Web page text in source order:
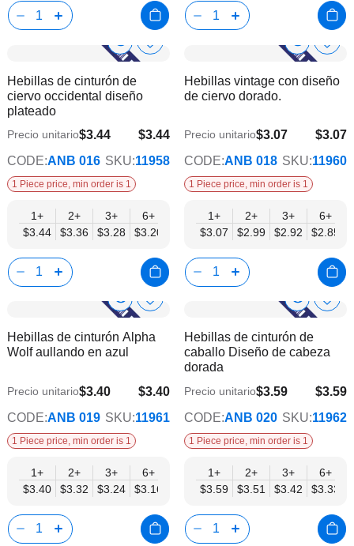
Show
Product
Info
Añadir
deseos
Hebillas de cinturón de
ciervo occidental diseño
plateado
$3.44
$2.79
Precio unitario$3.44
CODE:ANB 016 SKU:11958
1 Piece price, min order is 1
1+
$3.44
2+
$3.36
3+
$3.28
6+
$3.20
12+
$3.03
15+
$2.95
18+
$2.87
24+
$2.79
Show
Product
Info la
Hebillas vintage con diseño
de ciervo dorado.
$3.07
$2.48
Precio unitario$3.07
CODE:ANB 018 SKU:11960
1 Piece price, min order is 1
1+
$3.07
2+
$2.99
3+
$2.92
6+
$2.85
Show
Info
Añadir
la
deseos
Hebillas de cinturón Alpha
Wolf aullando en azul
$3.40
$2.75
Precio unitario$3.40
CODE:ANB 019 SKU:11961
1 Piece price, min order is 1
1+
$3.40
2+
$3.32
3+
$3.24
6+
$3.16
12+
$3.00
15+
$2.92
18+
$2.83
24+
$2.75
Show
Info
lista
Hebillas de cinturón de
caballo Diseño de cabeza
dorada
$3.59
$2.91
Precio unitario$3.59
CODE:ANB 020 SKU:11962
1 Piece price, min order is 1
1+
$3.59
2+
$3.51
3+
$3.42
6+
$3.33